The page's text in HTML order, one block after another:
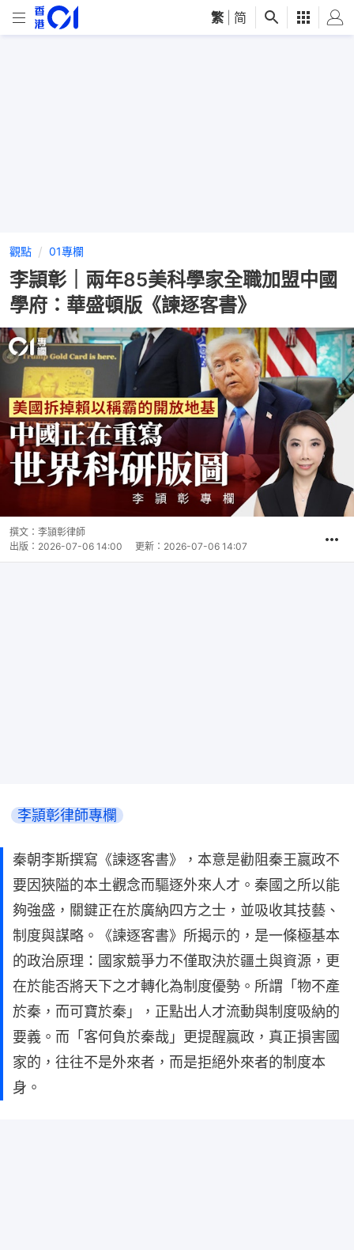
繁 简
觀點 01專欄
李頴彰｜兩年85美科學家全職加盟中國
學府：華盛頓版《諫逐客書》
撰文： 李頴彰律師
出版： 2026-07-06 14:00 更新： 2026-07-06 14:07
李頴彰律師專欄
秦朝李斯撰寫《諫逐客書》，本意是勸阻秦王嬴政不
要因狹隘的本土觀念而驅逐外來人才。秦國之所以能
夠強盛，關鍵正在於廣納四方之士，並吸收其技藝、
制度與謀略。《諫逐客書》所揭示的，是一條極基本
的政治原理：國家競爭力不僅取決於疆土與資源，更
在於能否將天下之才轉化為制度優勢。所謂「物不產
於秦，而可寶於秦」，正點出人才流動與制度吸納的
要義。而「客何負於秦哉」更提醒嬴政，真正損害國
家的，往往不是外來者，而是拒絕外來者的制度本
身。